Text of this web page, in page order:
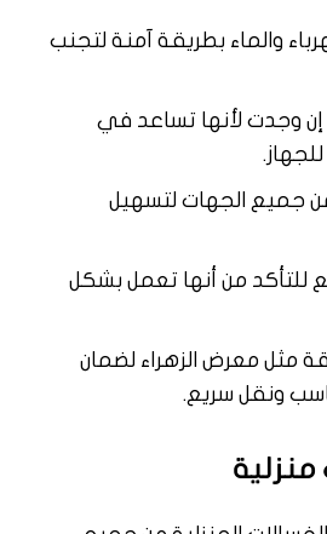
والماء بطريقة آمنة لتجنب
إن وجدت لأنها تساعد في
جميع الجهات لتسهيل
للتأكد من أنها تعمل بشكل
مثل معرض الزهراء لضمان
ونقل سريع.